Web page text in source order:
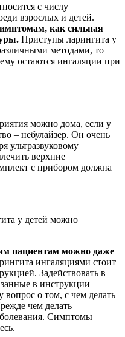
с числу
взрослых и детей.
как сильная
Приступы ларингита у
методами, то
остаются ингаляции при
можно дома, если у
– небулайзер. Он очень
ультразвуковому
верхние
с прибором должна
у детей можно
пациентам можно даже
ингаляциями стоит
Задействовать в
в инструкции
о том, с чем делать
чем делать
Симптомы